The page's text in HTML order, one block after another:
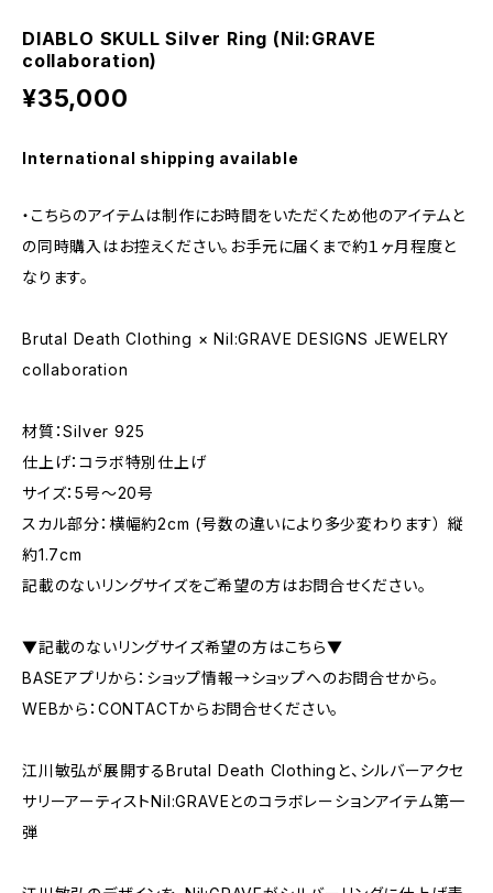
DIABLO SKULL Silver Ring (Nil:GRAVE
collaboration)
¥35,000
International shipping available
・こちらのアイテムは制作にお時間をいただくため他のアイテムと
の同時購入はお控えください。お手元に届くまで約１ヶ月程度と
なります。
Brutal Death Clothing × Nil:GRAVE DESIGNS JEWELRY
collaboration
材質：Silver 925
仕上げ：コラボ特別仕上げ
サイズ：5号～20号
スカル部分：横幅約2cm (号数の違いにより多少変わります） 縦
約1.7cm
記載のないリングサイズをご希望の方はお問合せください。
▼記載のないリングサイズ希望の方はこちら▼
BASEアプリから：ショップ情報→ショップへのお問合せから。
WEBから：CONTACTからお問合せください。
江川敏弘が展開するBrutal Death Clothingと、シルバーアクセ
サリーアーティストNil:GRAVEとのコラボレーションアイテム第一
弾